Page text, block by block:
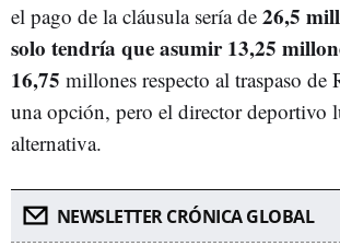
el pago de la cláusula sería de 26,5
solo tendría que asumir 13,25
16,75 millones respecto al traspaso de
una opción, pero el director deportivo
alternativa.
NEWSLETTER CRÓNICA GLOBAL